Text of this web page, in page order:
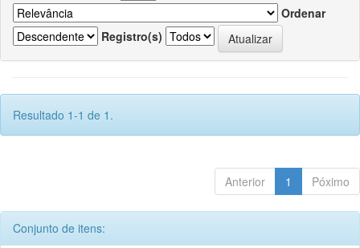
Ordenar
Registro(s)
Resultado 1-1 de 1.
Anterior 1 Póximo
Conjunto de itens: